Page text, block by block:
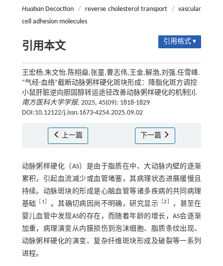
HuabanDecoction / reverse cholesterol transport / vascular
cell adhesion molecules
引用本文 引用格式 ▾
王宏杨,朱文怡,陈栩燊,张童,曹志伟,王金,解渤,刘强,任雪峰.
“气经-血络”截断动脉粥样硬化斑块形成：降脂化斑方调控
小鼠肝脏逆向胆固醇转运途径改善动脉粥样硬化的机制[J].
南方医科大学学报, 2025, 45(09): 1818-1829
DOI:10.12122/j.issn.1673-4254.2025.09.02
上一篇 下一篇
动脉粥样硬化（AS）是由于脂质在中、大动脉内壁的逐渐
累积，引起血流减少或血管堵塞，其病理状态进展缓慢且
持续。动脉斑块的形成是心脑血管等诸多疾病的共同病理
基础
1 。其确切病因尚不明确，研究显示［2
，甚至在
婴儿血管中发现AS的存在，而随着年龄的增长，AS会逐渐
加重，病理演变从内膜损伤到泡沫细胞、脂质条纹出现、
动脉粥样硬化的演变、复杂纤维斑块形成及破裂等一系列
进程。